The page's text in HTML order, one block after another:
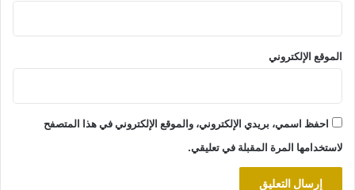
الموقع الإلكتروني
احفظ اسمي، بريدي الإلكتروني، والموقع الإلكتروني في هذا المتصفح
لاستخدامها المرة المقبلة في تعليقي.